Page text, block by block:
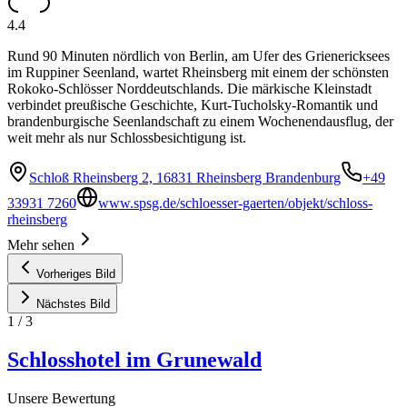
4.4
Rund 90 Minuten nördlich von Berlin, am Ufer des Grienericksees
im Ruppiner Seenland, wartet Rheinsberg mit einem der schönsten
Rokoko-Schlösser Norddeutschlands. Die märkische Kleinstadt
verbindet preußische Geschichte, Kurt-Tucholsky-Romantik und
brandenburgische Seenlandschaft zu einem Wochenendausflug, der
weit mehr als nur Schlossbesichtigung ist.
Schloß Rheinsberg 2, 16831 Rheinsberg Brandenburg
+49
33931 7260
www.spsg.de/schloesser-gaerten/objekt/schloss-
rheinsberg
Mehr sehen
Vorheriges Bild
Nächstes Bild
1 /3
Schlosshotel im Grunewald
Unsere Bewertung